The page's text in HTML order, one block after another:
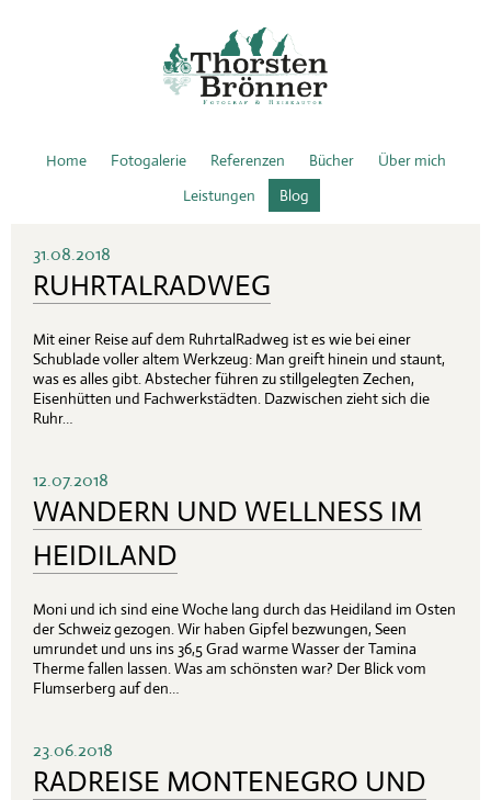
Home Fotogalerie Referenzen Bücher
Über mich
Leistungen
Blog
31.08.2018
RUHRTALRADWEG
Mit einer Reise auf dem RuhrtalRadweg ist es wie bei einer
Schublade voller altem Werkzeug: Man greift hinein und staunt,
was es alles gibt. Abstecher führen zu stillgelegten Zechen,
Eisenhütten und Fachwerkstädten. Dazwischen zieht sich die
Ruhr…
12.07.2018
WANDERN UND WELLNESS IM
HEIDILAND
Moni und ich sind eine Woche lang durch das Heidiland im Osten
der Schweiz gezogen. Wir haben Gipfel bezwungen, Seen
umrundet und uns ins 36,5 Grad warme Wasser der Tamina
Therme fallen lassen. Was am schönsten war? Der Blick vom
Flumserberg auf den…
23.06.2018
RADREISE MONTENEGRO UND